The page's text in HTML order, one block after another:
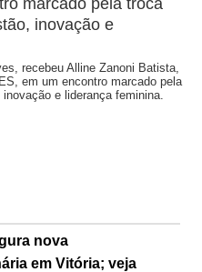
recebeu Alline Zanoni Batista,
em um encontro marcado pela
e liderança feminina.
nova
em Vitória; veja